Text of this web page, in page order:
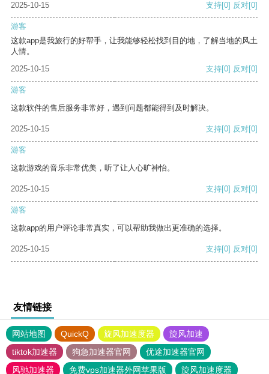
2025-10-15
支持[0] 反对[0]
游客
这款app是我旅行的好帮手，让我能够轻松找到目的地，了解当地的风土
人情。
2025-10-15
支持[0] 反对[0]
游客
这款软件的售后服务非常好，遇到问题都能得到及时解决。
2025-10-15 支持[0] 反对[0]
游客
这款游戏的音乐非常优美，听了让人心旷神怡。
2025-10-15 支持[0] 反对[0]
游客
这款app的用户评论非常真实，可以帮助我做出更准确的选择。
2025-10-15 支持[0] 反对[0]
友情链接
网站地图 QuickQ 旋风加速度器
旋风加速
tiktok加速器
狗急加速器官网
优途加速器官网
风驰加速器
免费vps加速器外网苹果版
旋风加速度器